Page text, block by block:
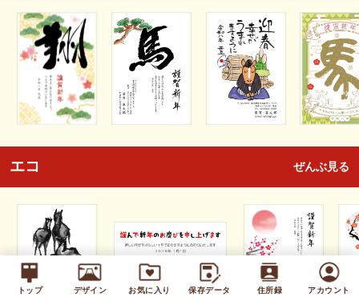
トップ デザイン お気に入り 保存データ 住所録 アカウント
エコ ぜんぶ見る